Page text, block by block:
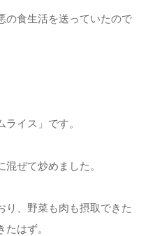
の食生活を送っていたので
イス」です。
ぜて炒めました。
り、野菜も肉も摂取できた
はず。